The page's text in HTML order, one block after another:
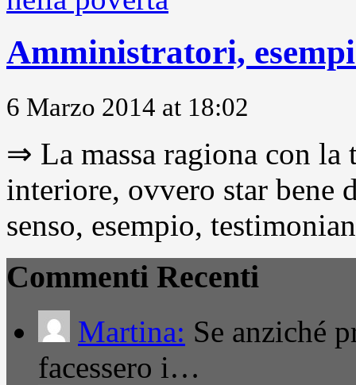
Amministratori,
6 Marzo 2014 at 18:02
⇒ La massa ragiona con
interiore, ovvero star
senso, esempio,
Commenti Recenti
Martina: Se anziché
facessero i…